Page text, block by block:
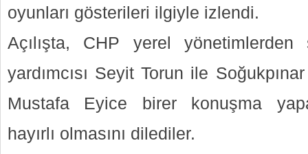
oyunları gösterileri ilgiyle izlendi.
Açılışta, CHP yerel
yardımcısı Seyit Torun ile
Mustafa Eyice birer konuşma
hayırlı olmasını dilediler.